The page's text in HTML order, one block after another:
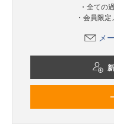
・全ての
・会員限
メ